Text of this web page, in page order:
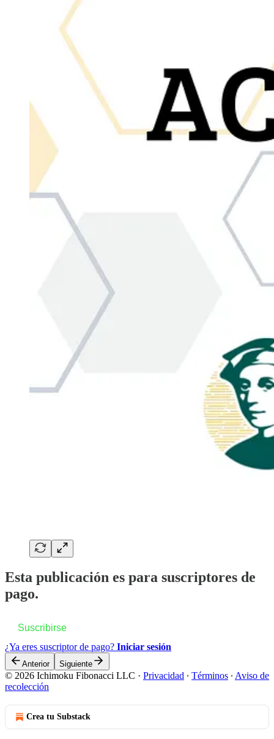
Esta publicación es para suscriptores de
pago.
Suscribirse
¿Ya eres suscriptor de pago? Iniciar sesión
Anterior Siguiente
© 2026 Ichimoku Fibonacci LLC · Privacidad ∙ Términos ∙ Aviso de
recolección
Crea tu Substack